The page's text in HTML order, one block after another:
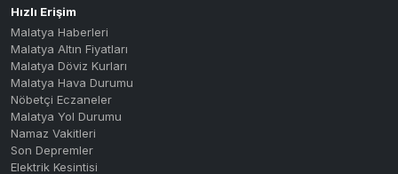
Hızlı Erişim
Malatya Haberleri
Malatya Altın Fiyatları
Malatya Döviz Kurları
Malatya Hava Durumu
Nöbetçi Eczaneler
Malatya Yol Durumu
Namaz Vakitleri
Son Depremler
Elektrik Kesintisi